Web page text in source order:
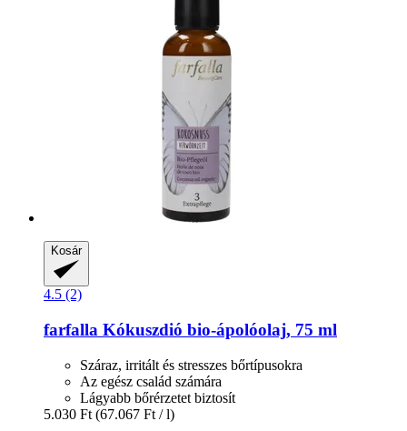
Kosár
4.5 (2)
farfalla Kókuszdió bio-​ápolóolaj, 75 ml
Száraz, irritált és stresszes bőrtípusokra
Az egész család számára
Lágyabb bőrérzetet biztosít
5.030 Ft (67.067 Ft / l)